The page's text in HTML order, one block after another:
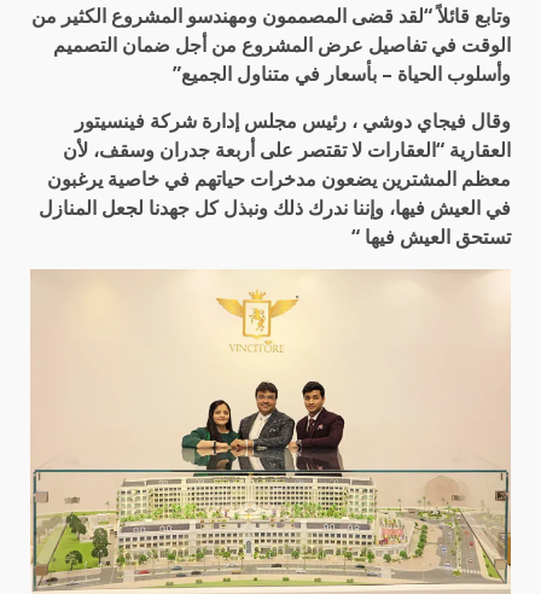
وتابع قائلاً “لقد قضى المصممون ومهندسو المشروع الكثير من
الوقت في تفاصيل عرض المشروع من أجل ضمان التصميم
وأسلوب الحياة – بأسعار في متناول الجميع”
وقال فيجاي دوشي ، رئيس مجلس إدارة شركة فينسيتور
العقارية “العقارات لا تقتصر على أربعة جدران وسقف، لأن
معظم المشترين يضعون مدخرات حياتهم في خاصية يرغبون
في العيش فيها، وإننا ندرك ذلك ونبذل كل جهدنا لجعل المنازل
تستحق العيش فيها “